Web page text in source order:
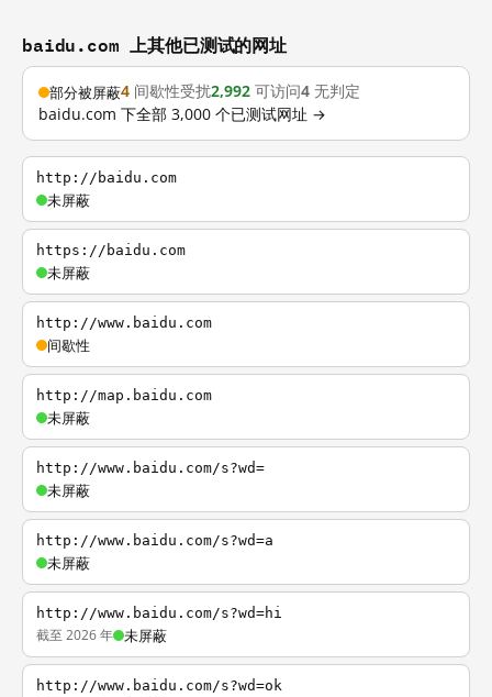
baidu.com 上其他已测试的网址
部分被屏蔽4 间歇性受扰2,992 可访问4 无判定
baidu.com 下全部 3,000 个已测试网址 →
http://baidu.com
未屏蔽
https://baidu.com
未屏蔽
http://www.baidu.com
间歇性
http://map.baidu.com
未屏蔽
http://www.baidu.com/s?wd=
未屏蔽
http://www.baidu.com/s?wd=a
未屏蔽
http://www.baidu.com/s?wd=hi
截至 2026 年 未屏蔽
http://www.baidu.com/s?wd=ok